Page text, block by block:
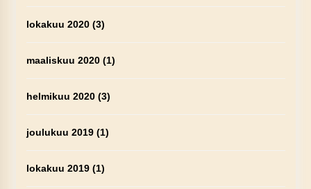
lokakuu 2020(3)
maaliskuu 2020(1)
helmikuu 2020(3)
joulukuu 2019(1)
lokakuu 2019(1)